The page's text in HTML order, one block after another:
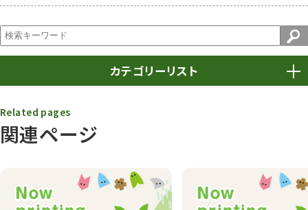
カテゴリーリスト
動物園
動物園その他 117
関連ページ
Related pages